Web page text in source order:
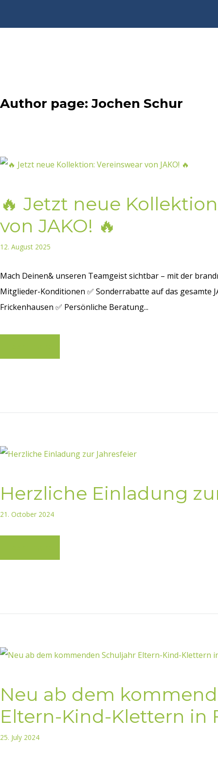
Author page: Jochen Schur
🔥 Jetzt neue
von JAKO! 🔥
12. August 2025
Mach Deinen& unseren Teamgeist sichtbar – mit der
Mitglieder-Konditionen ✅ Sonderrabatte auf das gesamte
Frickenhausen ✅ Persönliche Beratung...
Herzliche Einladung
21. October 2024
Neu ab dem
Eltern-Kind-Klettern in
25. July 2024